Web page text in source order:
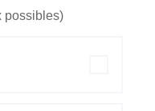
possibles)